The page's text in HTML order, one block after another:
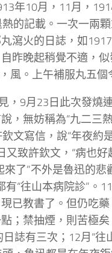
年10月，11月，
的記載。一次一兩
瀉火的日誌，如
昨晚起稍覺不適，
風。上午補服丸五
，9月23日此次發燒
，無妨稱為“九二三
文寫信，說“年夜約
致許欽文，“病也好
了”不外是魯迅的悲
“往山本病院診”。
已教書了。但仍吃
；禁抽煙，則苦極
誌有三次；12月“往